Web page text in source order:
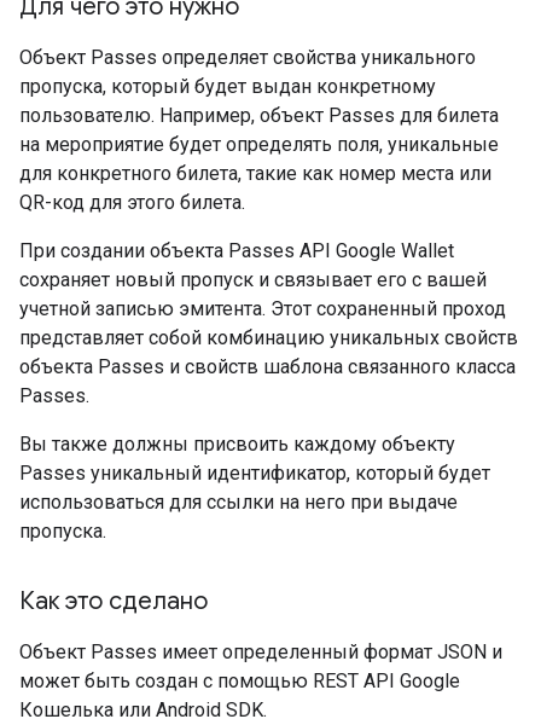
Для чего это нужно
Объект Passes определяет свойства уникального
пропуска, который будет выдан конкретному
пользователю. Например, объект Passes для билета
на мероприятие будет определять поля, уникальные
для конкретного билета, такие как номер места или
QR-код для этого билета.
При создании объекта Passes API Google Wallet
сохраняет новый пропуск и связывает его с вашей
учетной записью эмитента. Этот сохраненный проход
представляет собой комбинацию уникальных свойств
объекта Passes и свойств шаблона связанного класса
Passes.
Вы также должны присвоить каждому объекту
Passes уникальный идентификатор, который будет
использоваться для ссылки на него при выдаче
пропуска.
Как это сделано
Объект Passes имеет определенный формат JSON и
может быть создан с помощью REST API Google
Кошелька или Android SDK.